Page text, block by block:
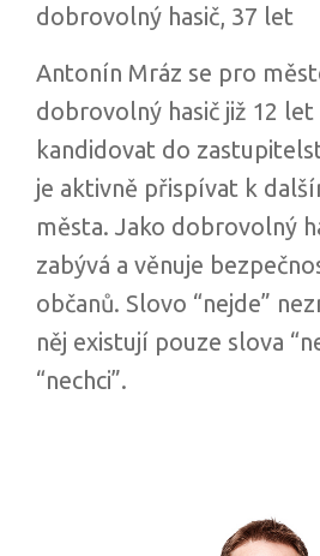
dobrovolný hasič, 37 let
Antonín Mráz se pro
dobrovolný hasič již 12
kandidovat do
je aktivně přispívat k
města. Jako dobrovolný
zabývá a věnuje
občanů. Slovo “nejde”
něj existují pouze slova
“nechci”.